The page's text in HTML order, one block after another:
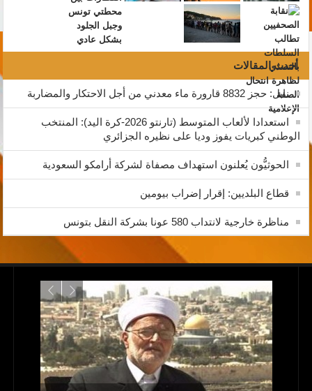
أحدث المقالات
نابل: حجز 8832 قارورة ماء معدني من أجل الاحتكار والمضاربة
استعدادا لألعاب المتوسط (تارنتو 2026-كرة اليد): المنتخب
الوطني كبريات يفوز وديا على نظيره الجزائري
الحوثيُّون يُعلنون استهداف مصفاة لشركة أرامكو السعودية
قطاع البلديين: إقرار إضراب بيومين
مناظرة خارجية لانتداب 580 عونا بشركة النقل بتونس